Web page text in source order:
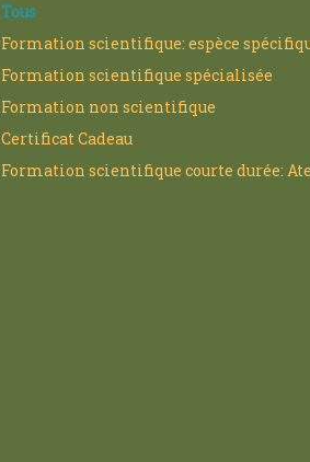
Tous
Formation scientifique: espèce
Formation scientifique spécialisée
Formation non scientifique
Certificat Cadeau
Formation scientifique courte durée: